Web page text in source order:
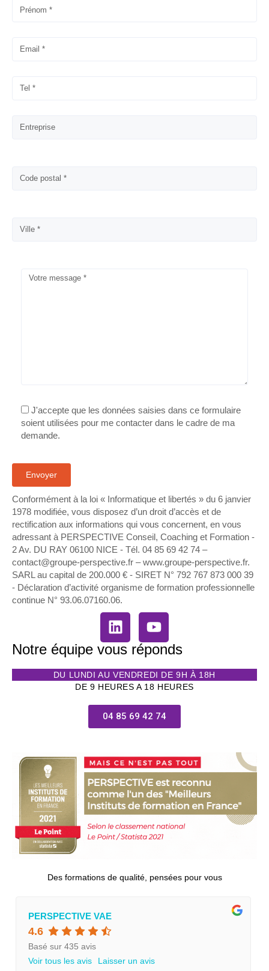
J'accepte que les données saisies dans ce formulaire
soient utilisées pour me contacter dans le cadre de ma
demande.
Conformément à la loi « Informatique et libertés » du 6 janvier
1978 modifiée, vous disposez d’un droit d’accès et de
rectification aux informations qui vous concernent, en vous
adressant à PERSPECTIVE Conseil, Coaching et Formation -
2 Av. DU RAY 06100 NICE - Tél. 04 85 69 42 74⁩ –
contact@groupe-perspective.fr – www.groupe-perspective.fr.
SARL au capital de 200.000 € - SIRET N° 792 767 873 000 39
- Déclaration d’activité organisme de formation professionnelle
continue N° 93.06.07160.06.
Notre équipe vous réponds
DU LUNDI AU VENDREDI DE 9H À 18H
DE 9 HEURES A 18 HEURES
04 85 69 42 74
Des formations de qualité, pensées pour vous
PERSPECTIVE VAE
4.6
Basé sur 435 avis
Voir tous les avis
Laisser un avis